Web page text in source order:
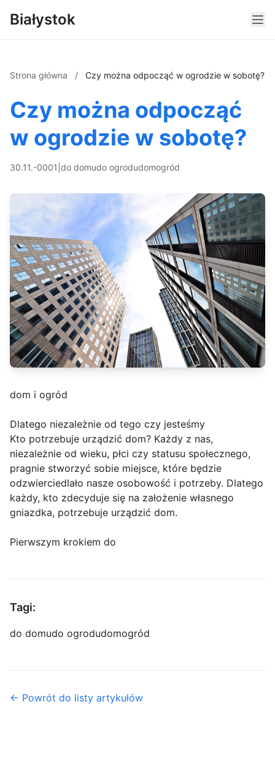
Białystok
Strona główna / Czy można odpocząć w ogrodzie w sobotę?
Czy można odpocząć
w ogrodzie w sobotę?
30.11.-0001 do domudo ogrodudomogród
dom i ogród
Dlatego niezależnie od tego czy jesteśmy
Kto potrzebuje urządzić dom? Każdy z nas,
niezależnie od wieku, płci czy statusu społecznego,
pragnie stworzyć sobie miejsce, które będzie
odzwierciedlało nasze osobowość i potrzeby. Dlatego
każdy, kto zdecyduje się na założenie własnego
gniazdka, potrzebuje urządzić dom.
Pierwszym krokiem do
Tagi:
do domudo ogrodudomogród
← Powrót do listy artykułów